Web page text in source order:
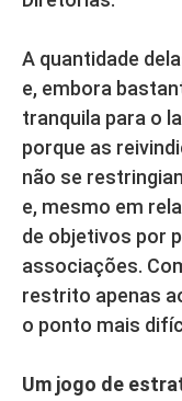
A quantidade
e, embora
tranquila para o
porque as
não se
e, mesmo em
de objetivos por
associações.
restrito apenas
o ponto mais
Um jogo de